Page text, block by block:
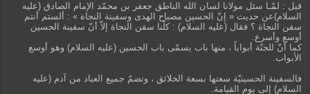
قيل : لمّـا سئل مولانا لسان الله الناطق جعفر بن محمّد الإمام الصادق (عليه
السلام)عن حديث « إنّ الحسين مصباح الهدى وسفينة النجاة » : ألستم أنتم
سفن النجاة ؟ فقال (عليه السلام) : كلّنا سفن النجاة إلاّ أنّ سفينة الحسين
أوسع وأسرع.
كما أنّ للجنّة أبواباً ، منها باب يسمّى باب الحسين (عليه السلام) وهو أوسع
الأبواب.
فالسفينة الحسينيّة سعتها بسعة الخلائق ، وتضمّ جميع العباد من آدم (عليه
السلام) إلى يوم القيامة.